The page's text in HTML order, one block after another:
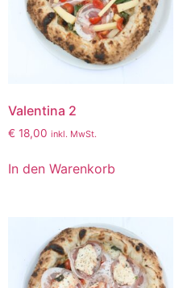
Valentina 2
€ 18,00 inkl. MwSt.
In den Warenkorb